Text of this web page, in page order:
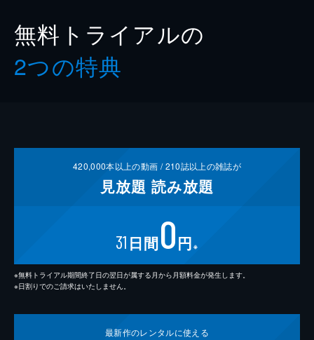
無料トライアルの
2つの特典
420,000本以上の動画 /210誌以上の雑誌が
見放題 読み放題
31 日間0円 ※
※無料トライアル期間終了日の翌日が属する月から月額料金が発生します。
※日割りでのご請求はいたしません。
最新作のレンタルに使える